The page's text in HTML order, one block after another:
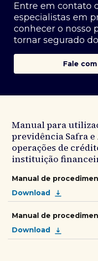
Entre em contato
especialistas em
conhecer o nosso
tornar segurado
Fale
Manual para
previdência Safra
operações de
instituição
Manual de
Download
Manual de
Download